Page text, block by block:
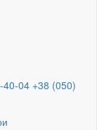
40-04 +38 (050)